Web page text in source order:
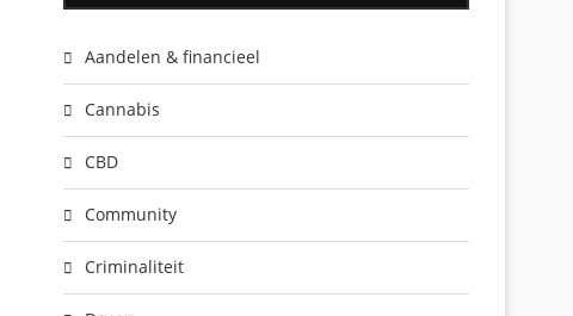
Aandelen & financieel
Cannabis
CBD
Community
Criminaliteit